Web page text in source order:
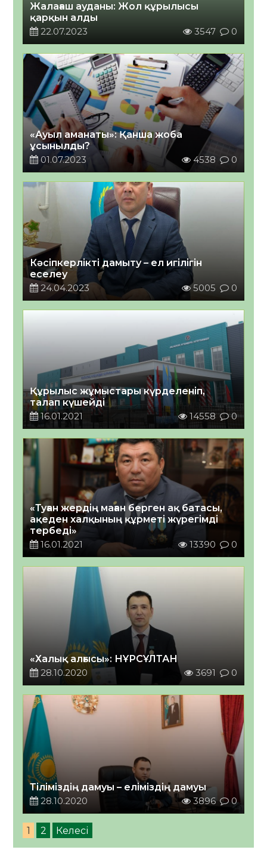
Жалағаш ауданы: Жол құрылысы
қарқын алды
22.07.2023
3547 0
«Ауыл аманаты»: Қанша жоба
ұсынылды?
01.07.2023
4538 0
Кәсіпкерлікті дамыту – ел игілігін
еселеу
24.04.2023
5005 0
Құрылыс жұмыстары күрделеніп,
талап күшейді
16.01.2021
14558 0
«Туған жердің маған берген ақ батасы,
ақеден халқының құрметі жүрегімді
тербеді»
16.01.2021
13390 0
«Халық алғысы»: НҰРСҰЛТАН
28.10.2020
3691 0
Тіліміздің дамуы – еліміздің дамуы
28.10.2020
3896 0
1 2 Келесі